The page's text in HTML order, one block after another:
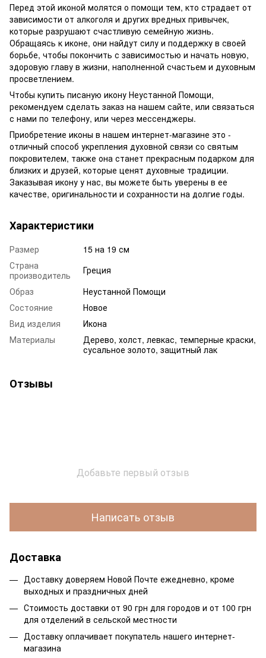
Перед этой иконой молятся о помощи тем, кто страдает от
зависимости от алкоголя и других вредных привычек,
которые разрушают счастливую семейную жизнь.
Обращаясь к иконе, они найдут силу и поддержку в своей
борьбе, чтобы покончить с зависимостью и начать новую,
здоровую главу в жизни, наполненной счастьем и духовным
просветлением.
Чтобы купить писаную икону Неустанной Помощи,
рекомендуем сделать заказ на нашем сайте, или связаться
с нами по телефону, или через мессенджеры.
Приобретение иконы в нашем интернет-магазине это -
отличный способ укрепления духовной связи со святым
покровителем, также она станет прекрасным подарком для
близких и друзей, которые ценят духовные традиции.
Заказывая икону у нас, вы можете быть уверены в ее
качестве, оригинальности и сохранности на долгие годы.
Характеристики
Размер
15 на 19 см
Страна
производитель
Греция
Образ
Неустанной Помощи
Состояние
Новое
Вид изделия
Икона
Материалы
Дерево, холст, левкас, темперные краски,
сусальное золото, защитный лак
Отзывы
Добавьте первый отзыв
Написать отзыв
Доставка
Доставку доверяем Новой Почте ежедневно, кроме
выходных и праздничных дней
Стоимость доставки от 90 грн для городов и от 100 грн
для отделений в сельской местности
Доставку оплачивает покупатель нашего интернет-
магазина